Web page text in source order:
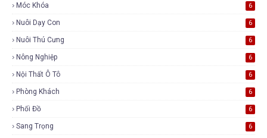
Móc Khóa 6
Nuôi Dạy Con 6
Nuôi Thú Cưng 6
Nông Nghiệp 6
Nội Thất Ô Tô 6
Phòng Khách 6
Phối Đồ 6
Sang Trọng 6